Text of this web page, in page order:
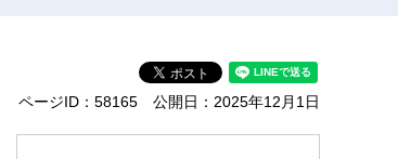
ページID：58165 公開日：2025年12月1日